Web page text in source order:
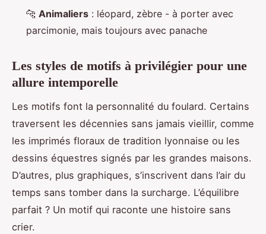
🐆 Animaliers : léopard, zèbre - à porter avec
parcimonie, mais toujours avec panache
Les styles de motifs à privilégier pour une
allure intemporelle
Les motifs font la personnalité du foulard. Certains
traversent les décennies sans jamais vieillir, comme
les imprimés floraux de tradition lyonnaise ou les
dessins équestres signés par les grandes maisons.
D’autres, plus graphiques, s’inscrivent dans l’air du
temps sans tomber dans la surcharge. L’équilibre
parfait ? Un motif qui raconte une histoire sans
crier.